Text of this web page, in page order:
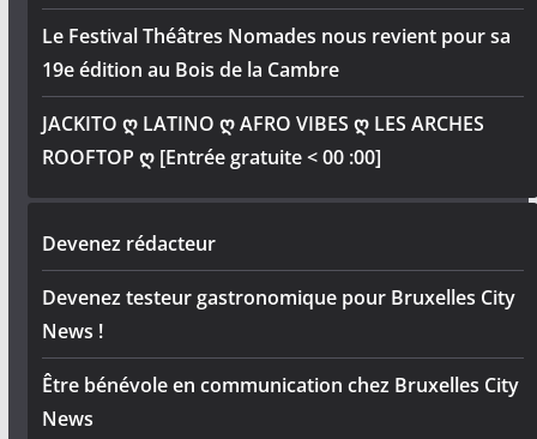
Le Festival Théâtres Nomades nous revient pour sa
19e édition au Bois de la Cambre
JACKITO ღ LATINO ღ AFRO VIBES ღ LES ARCHES
ROOFTOP ღ [Entrée gratuite < 00 :00]
Devenez rédacteur
Devenez testeur gastronomique pour Bruxelles City
News !
Être bénévole en communication chez Bruxelles City
News